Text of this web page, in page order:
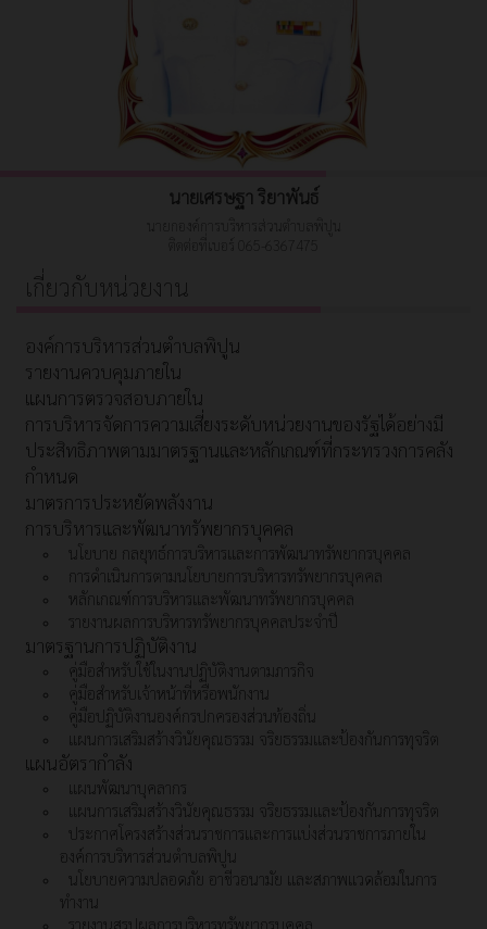
นายเศรษฐา ริยาพันธ์
นายกองค์การบริหารส่วนตำบลพิปูน
ติดต่อที่เบอร์ 065-6367475
เกี่ยวกับหน่วยงาน
องค์การบริหารส่วนตำบลพิปูน
รายงานควบคุมภายใน
แผนการตรวจสอบภายใน
การบริหารจัดการความเสี่ยงระดับหน่วยงานของรัฐได้อย่างมี
ประสิทธิภาพตามมาตรฐานและหลักเกณฑ์ที่กระทรวงการคลัง
กำหนด
มาตรการประหยัดพลังงาน
การบริหารและพัฒนาทรัพยากรบุคคล
นโยบาย กลยุทธ์การบริหารและการพัฒนาทรัพยากรบุคคล
การดำเนินการตามนโยบายการบริหารทรัพยากรบุคคล
หลักเกณฑ์การบริหารและพัฒนาทรัพยากรบุคคล
รายงานผลการบริหารทรัพยากรบุคคลประจำปี
มาตรฐานการปฏิบัติงาน
คู่มือสำหรับใช้ในงานปฏิบัติงานตามภารกิจ
คู่มือสำหรับเจ้าหน้าที่หรือพนักงาน
คู่มือปฏิบัติงานองค์กรปกครองส่วนท้องถิ่น
แผนการเสริมสร้างวินัยคุณธรรม จริยธรรมและป้องกันการทุจริต
แผนอัตรากำลัง
แผนพัฒนาบุคลากร
แผนการเสริมสร้างวินัยคุณธรรม จริยธรรมและป้องกันการทุจริต
ประกาศโครงสร้างส่วนราชการและการแบ่งส่วนราชการภายใน
องค์การบริหารส่วนตำบลพิปูน
นโยบายความปลอดภัย อาชีวอนามัย และสภาพแวดล้อมในการ
ทำงาน
รายงานสรุปผลการบริหารทรัพยากรบุคคล